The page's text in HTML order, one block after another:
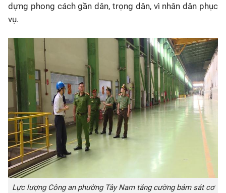
dựng phong cách gần dân, trọng dân, vì nhân dân phục
vụ.
Lực lượng Công an phường Tây Nam tăng cường bám sát cơ